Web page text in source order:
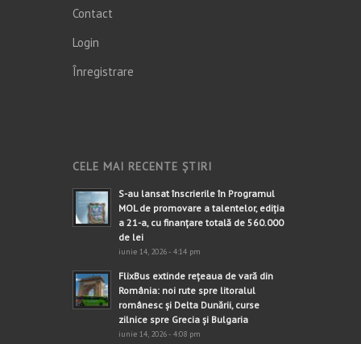
Contact
Login
Înregistrare
CELE MAI RECENTE ȘTIRI
S-au lansat înscrierile în Programul
MOL de promovare a talentelor, ediția
a 21-a, cu finanțare totală de 560.000
de lei
iunie 14, 2026 - 4:14 pm
FlixBus extinde rețeaua de vară din
România: noi rute spre litoralul
românesc și Delta Dunării, curse
zilnice spre Grecia și Bulgaria
iunie 14, 2026 - 4:08 pm